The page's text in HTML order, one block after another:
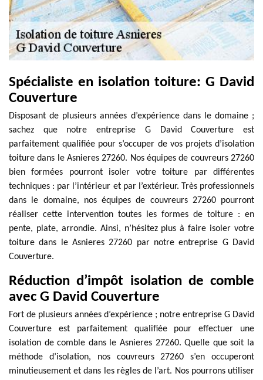
Spécialiste en isolation toiture: G David
Couverture
Disposant de plusieurs années d’expérience dans le domaine ;
sachez que notre entreprise G David Couverture est
parfaitement qualifiée pour s’occuper de vos projets d’isolation
toiture dans le Asnieres 27260. Nos équipes de couvreurs 27260
bien formées pourront isoler votre toiture par différentes
techniques : par l’intérieur et par l’extérieur. Très professionnels
dans le domaine, nos équipes de couvreurs 27260 pourront
réaliser cette intervention toutes les formes de toiture : en
pente, plate, arrondie. Ainsi, n’hésitez plus à faire isoler votre
toiture dans le Asnieres 27260 par notre entreprise G David
Couverture.
Réduction d’impôt isolation de comble
avec G David Couverture
Fort de plusieurs années d’expérience ; notre entreprise G David
Couverture est parfaitement qualifiée pour effectuer une
isolation de comble dans le Asnieres 27260. Quelle que soit la
méthode d’isolation, nos couvreurs 27260 s’en occuperont
minutieusement et dans les règles de l’art. Nos pourrons utiliser